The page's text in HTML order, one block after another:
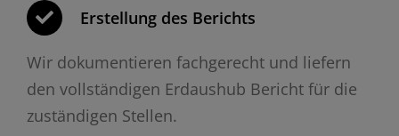
Erstellung des Berichts
Wir dokumentieren fachgerecht und liefern
den vollständigen Erdaushub Bericht für die
zuständigen Stellen.